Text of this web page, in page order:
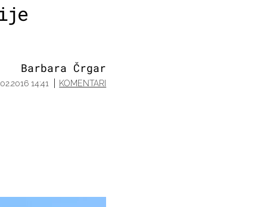
Barbara Črgar
14:41 KOMENTARI